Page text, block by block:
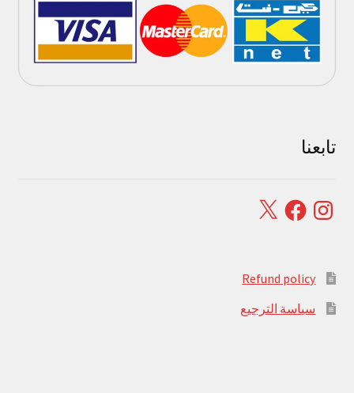
تابعنا
Instagram
Facebook
X
Refund policy
سياسة الترجيع